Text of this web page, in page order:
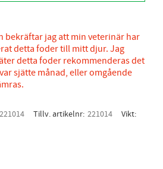
bekräftar jag att min veterinär har
detta foder till mitt djur. Jag
detta foder rekommenderas det
sjätte månad, eller omgående
221014 Tillv. artikelnr 221014
Vikt